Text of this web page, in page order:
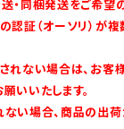
・同梱発送をご希望
認証（オーソリ）が
れない場合は、お客
いいたします。
い場合、商品の出荷